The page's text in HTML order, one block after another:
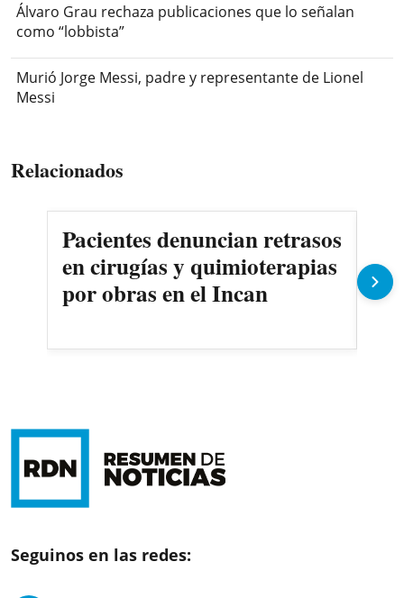
Álvaro Grau rechaza publicaciones que lo señalan
como “lobbista”
Murió Jorge Messi, padre y representante de Lionel
Messi
Relacionados
Pacientes denuncian retrasos
en cirugías y quimioterapias
por obras en el Incan
Seguinos en las redes: